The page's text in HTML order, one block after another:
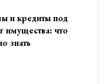
и кредиты под
имущества: что
знать